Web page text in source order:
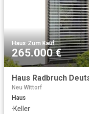
Haus·Zum Kauf
265.000 €
Haus Radbruch
Neu Wittorf
Haus
·Keller